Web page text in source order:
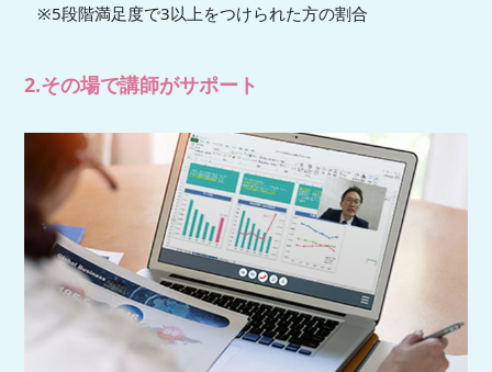
※5段階満足度で3以上をつけられた方の割合
2.その場で講師がサポート